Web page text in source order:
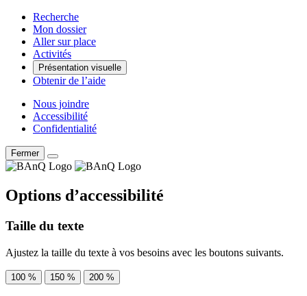
Recherche
Mon dossier
Aller sur place
Activités
Présentation visuelle
Obtenir de l’aide
Nous joindre
Accessibilité
Confidentialité
Fermer
Options d’accessibilité
Taille du texte
Ajustez la taille du texte à vos besoins avec les boutons suivants.
100 % 150 % 200 %